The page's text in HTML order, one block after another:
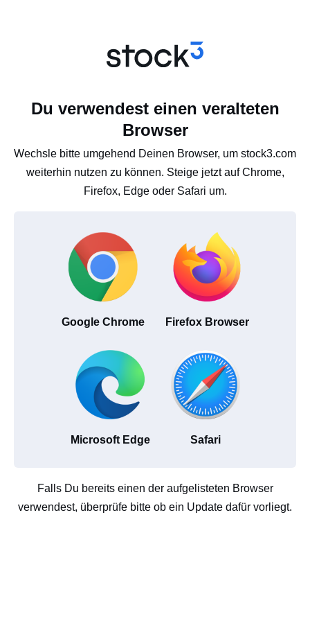
Du verwendest einen veralteten
Browser
Wechsle bitte umgehend Deinen Browser, um stock3.com
weiterhin nutzen zu können. Steige jetzt auf Chrome,
Firefox, Edge oder Safari um.
Google Chrome Firefox Browser
Microsoft Edge Safari
Falls Du bereits einen der aufgelisteten Browser
verwendest, überprüfe bitte ob ein Update dafür vorliegt.